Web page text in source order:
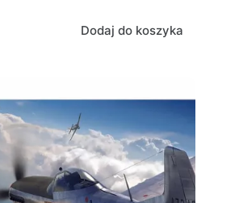
Dodaj do koszyka